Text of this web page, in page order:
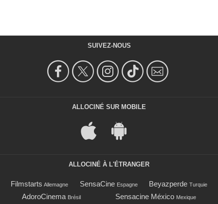
SUIVEZ-NOUS
ALLOCINÉ SUR MOBILE
ALLOCINÉ À L'ÉTRANGER
Filmstarts Allemagne SensaCine Espagne Beyazperde Turquie
AdoroCinema Brésil Sensacine México Mexique